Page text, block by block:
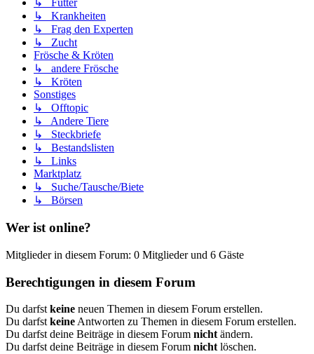
↳ Futter
↳ Krankheiten
↳ Frag den Experten
↳ Zucht
Frösche & Kröten
↳ andere Frösche
↳ Kröten
Sonstiges
↳ Offtopic
↳ Andere Tiere
↳ Steckbriefe
↳ Bestandslisten
↳ Links
Marktplatz
↳ Suche/Tausche/Biete
↳ Börsen
Wer ist online?
Mitglieder in diesem Forum: 0 Mitglieder und 6 Gäste
Berechtigungen in diesem Forum
Du darfst keine neuen Themen in diesem Forum erstellen.
Du darfst keine Antworten zu Themen in diesem Forum erstellen.
Du darfst deine Beiträge in diesem Forum nicht ändern.
Du darfst deine Beiträge in diesem Forum nicht löschen.